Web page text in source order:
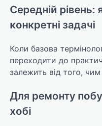
Середній рівень:
конкретні задачі
Коли базова
переходити до
залежить від того,
Для ремонту
хобі